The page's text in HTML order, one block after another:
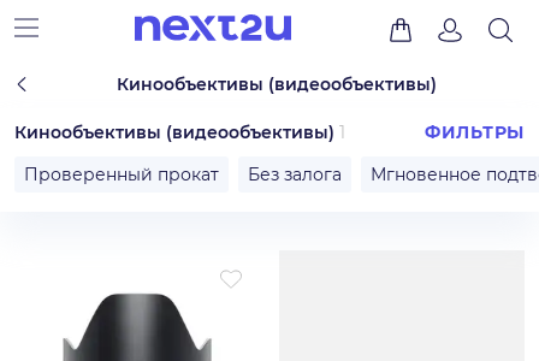
Кинообъективы (видеообъективы)
Кинообъективы (видеообъективы) 1
ФИЛЬТРЫ
Проверенный прокат
Без залога Мгновенное